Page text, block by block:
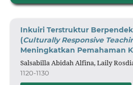
Inkuiri Terstruktur
(Culturally Responsive
Meningkatkan Pemahaman
Salsabilla Abidah Alfina, Laily
1120-1130